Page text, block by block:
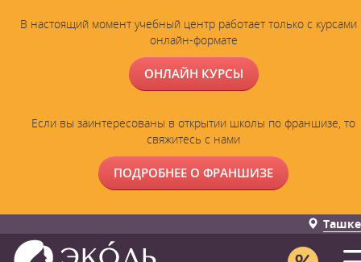
В настоящий момент учебный центр работает только с курсами
онлайн-формате
ОНЛАЙН КУРСЫ
Если вы заинтересованы в открытии школы по франшизе, то
свяжитесь с нами
ПОДРОБНЕЕ О ФРАНШИЗЕ